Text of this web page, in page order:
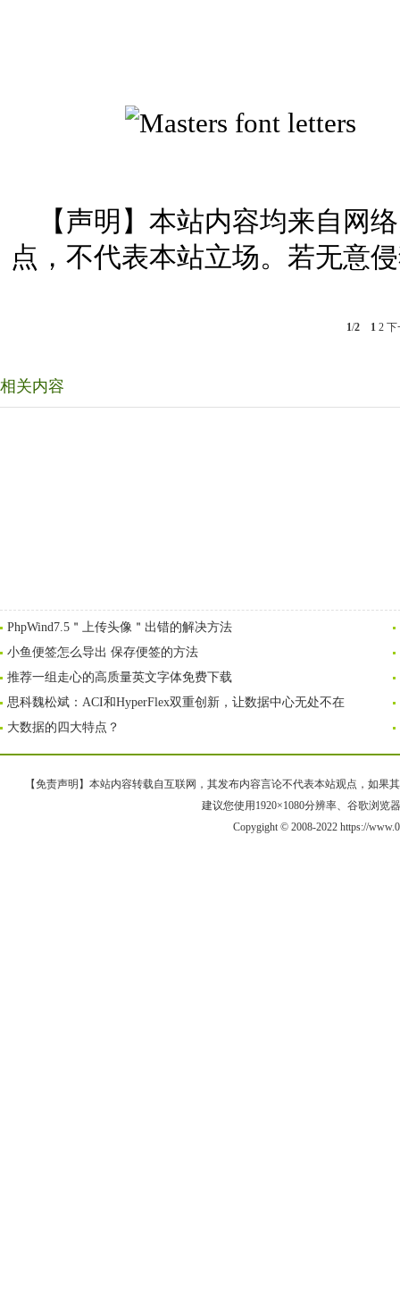
【声明】本站内容均来自网
点，不代表本站立场。若无意
1/2 1 2 下
相关内容
PhpWind7.5＂上传头像＂出错的解决方法
小鱼便签怎么导出 保存便签的方法
推荐一组走心的高质量英文字体免费下载
思科魏松斌：ACI和HyperFlex双重创新，让数据中心无处不在
大数据的四大特点？
【免责声明】本站内容转载自互联网，其发布内容言论不代表本站观点，如果
建议您使用1920×1080分辨率、谷歌浏览
Copygight © 2008-2022 https://